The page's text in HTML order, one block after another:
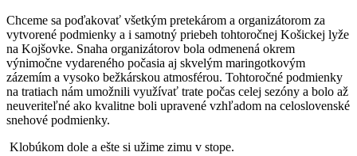
Chceme sa poďakovať všetkým pretekárom a organizátorom za
vytvorené podmienky a i samotný priebeh tohtoročnej Košickej lyže
na Kojšovke. Snaha organizátorov bola odmenená okrem
výnimočne vydareného počasia aj skvelým maringotkovým
zázemím a vysoko bežkárskou atmosférou. Tohtoročné podmienky
na tratiach nám umožnili využívať trate počas celej sezóny a bolo až
neuveriteľné ako kvalitne boli upravené vzhľadom na celoslovenské
snehové podmienky.
Klobúkom dole a ešte si užime zimu v stope.